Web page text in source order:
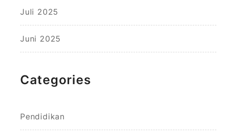
Juli 2025
Juni 2025
Categories
Pendidikan